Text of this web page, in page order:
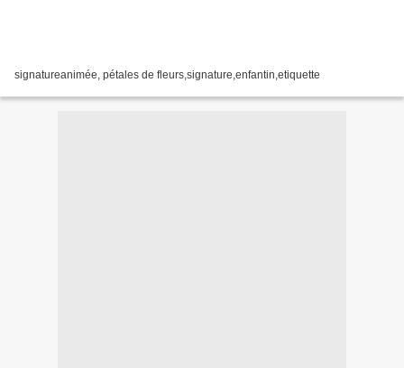
signatureanimée, pétales de fleurs,signature,enfantin,etiquette